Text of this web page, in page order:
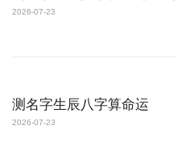
2026-07-23
测名字生辰八字算命运
2026-07-23